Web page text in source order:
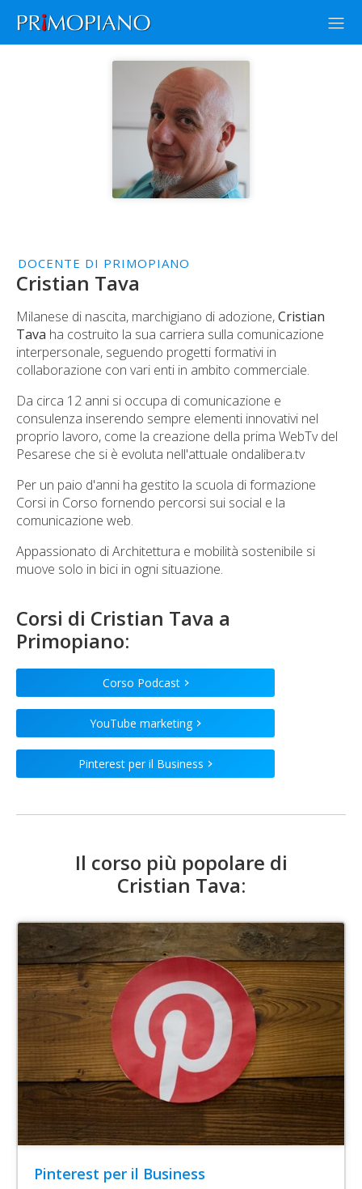
DOCENTE DI PRIMOPIANO
Cristian Tava
Milanese di nascita, marchigiano di adozione,Cristian
Tava ha costruito la sua carriera sulla comunicazione
interpersonale, seguendo progetti formativi in
collaborazione con vari enti in ambito commerciale.
Da circa 12 anni si occupa di comunicazione e
consulenza inserendo sempre elementi innovativi nel
proprio lavoro, come la creazione della prima WebTv del
Pesarese che si è evoluta nell'attuale ondalibera.tv
Per un paio d'anni ha gestito la scuola di formazione
Corsi in Corso fornendo percorsi sui social e la
comunicazione web.
Appassionato di Architettura e mobilità sostenibile si
muove solo in bici in ogni situazione.
Corsi di Cristian Tava a
Primopiano:
Corso Podcast >
YouTube marketing >
Pinterest per il Business >
Il corso più popolare di
Cristian Tava:
Pinterest per il Business